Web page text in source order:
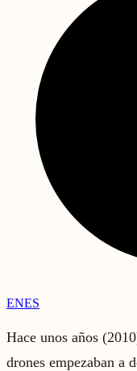
ENES
Hace unos años
drones empezaban a